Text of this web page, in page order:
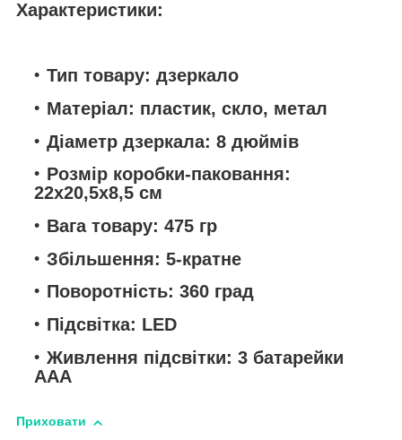
Характеристики:
Тип товару: дзеркало
Матеріал: пластик, скло, метал
Діаметр дзеркала: 8 дюймів
Розмір коробки-паковання:
22х20,5х8,5 см
Вага товару: 475 гр
Збільшення: 5-кратне
Поворотність: 360 град
Підсвітка: LED
Живлення підсвітки: 3 батарейки
ААА
Приховати